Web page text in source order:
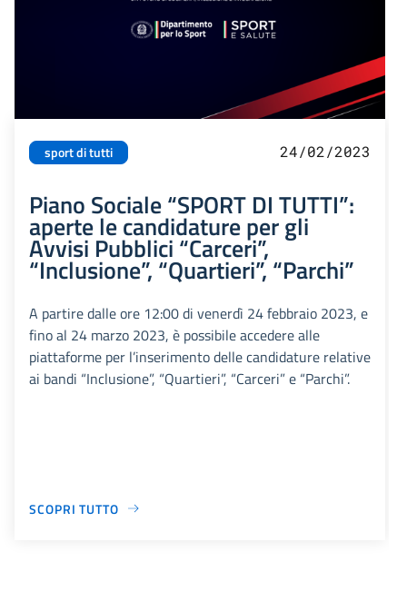
sport di tutti 24/02/2023
Piano Sociale “SPORT DI TUTTI”:
aperte le candidature per gli
Avvisi Pubblici “Carceri”,
“Inclusione”, “Quartieri”, “Parchi”
A partire dalle ore 12:00 di venerdì 24 febbraio 2023, e
fino al 24 marzo 2023, è possibile accedere alle
piattaforme per l’inserimento delle candidature relative
ai bandi “Inclusione”, “Quartieri”, “Carceri” e “Parchi”.
SCOPRI TUTTO